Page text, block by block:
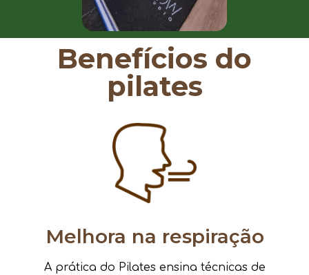
Benefícios do
pilates
Melhora na respiração
A prática do Pilates ensina técnicas de